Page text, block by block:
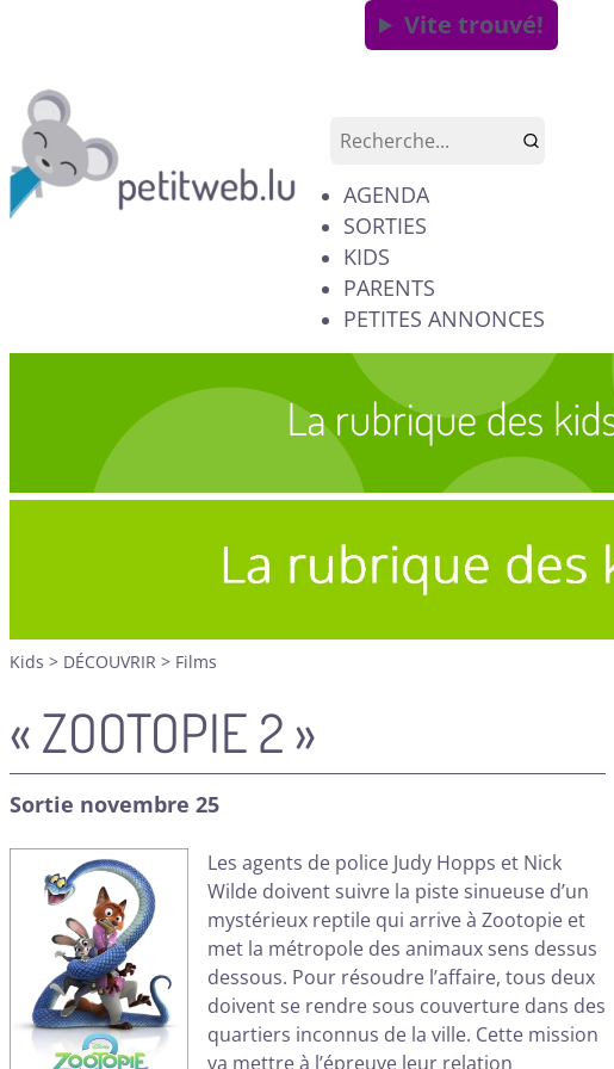
Vite trouvé!
AGENDA
SORTIES
KIDS
PARENTS
PETITES ANNONCES
Kids > DÉCOUVRIR > Films
« ZOOTOPIE 2 »
Sortie novembre 25
Les agents de police Judy Hopps et Nick
Wilde doivent suivre la piste sinueuse d’un
mystérieux reptile qui arrive à Zootopie et
met la métropole des animaux sens dessus
dessous. Pour résoudre l’affaire, tous deux
doivent se rendre sous couverture dans des
quartiers inconnus de la ville. Cette mission
va mettre à l’épreuve leur relation